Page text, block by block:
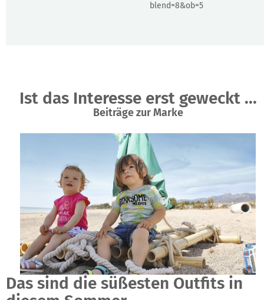
blend=8&ob=5
Ist das Interesse erst geweckt ...
Beiträge zur Marke
Das sind die süßesten Outfits in